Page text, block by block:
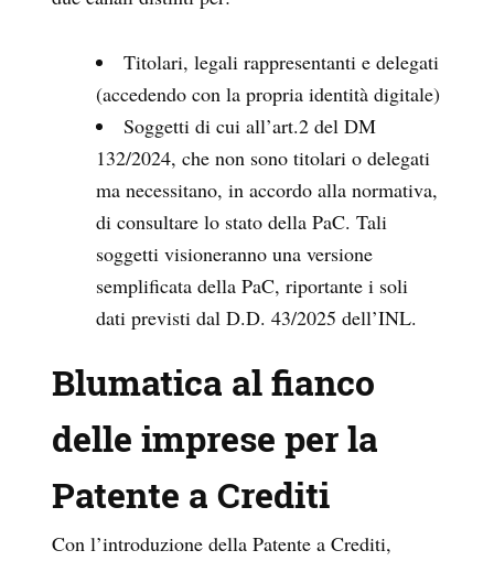
Titolari, legali rappresentanti e delegati
(accedendo con la propria identità digitale)
Soggetti di cui all’art.2 del DM
132/2024, che non sono titolari o delegati
ma necessitano, in accordo alla normativa,
di consultare lo stato della PaC. Tali
soggetti visioneranno una versione
semplificata della PaC, riportante i soli
dati previsti dal D.D. 43/2025 dell’INL.
Blumatica al fianco
delle imprese per la
Patente a Crediti
Con l’introduzione della Patente a Crediti,